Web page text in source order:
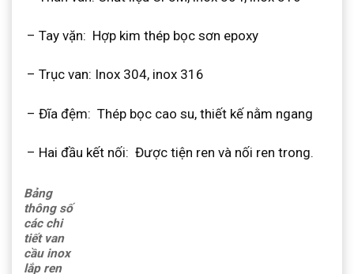
– Tay vặn: Hợp kim thép bọc sơn epoxy
– Trục van: Inox 304, inox 316
– Đĩa đệm: Thép bọc cao su, thiết kế nằm ngang
– Hai đầu kết nối: Được tiện ren và nối ren trong.
Bảng
thông số
các chi
tiết van
cầu inox
lắp ren